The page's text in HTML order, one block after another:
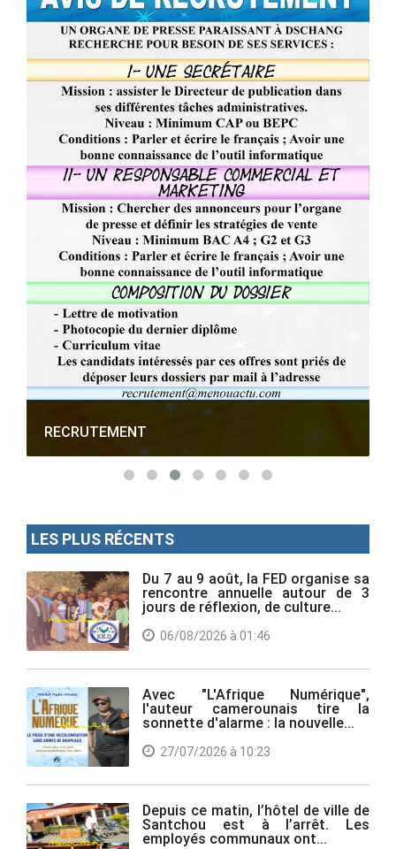
RECRUTEMENT
LES PLUS RÉCENTS
Du 7 au 9 août, la FED organise sa
rencontre annuelle autour de 3
jours de réflexion, de culture...
06/08/2026 à 01:46
Avec "L'Afrique Numérique",
l'auteur camerounais tire la
sonnette d'alarme : la nouvelle...
27/07/2026 à 10:23
Depuis ce matin, l’hôtel de ville de
Santchou est à l’arrêt. Les
employés communaux ont...